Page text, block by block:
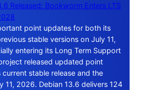
Released: Bookworm Enters LTS
point updates for both its
stable versions on July 11,
entering its Long Term Support
released updated point
stable release and the
11, 2026. Debian 13.6 delivers 124